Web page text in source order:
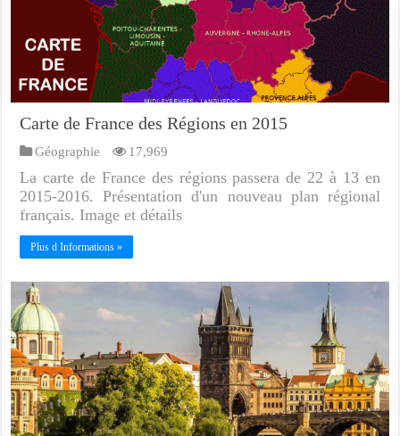
Carte de France des Régions en 2015
Géographie 17,969
La carte de France des régions passera de 22 à 13 en
2015-2016. Présentation d'un nouveau plan régional
français. Image et détails
Plus d Informations »